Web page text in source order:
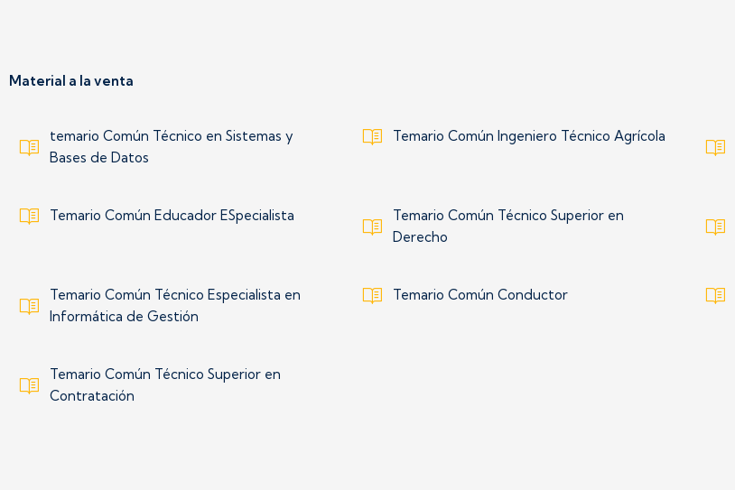
Material a la venta
temario Común Técnico en Sistemas y
Bases de Datos
Temario Común Ingeniero Técnico Agrícola
Temario Común Educador ESpecialista
Temario Común Técnico Superior en
Derecho
Temario Común Técnico Especialista en
Informática de Gestión
Temario Común Conductor
Temario Común Técnico Superior en
Contratación